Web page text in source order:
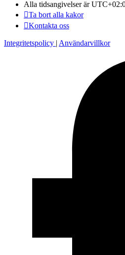
Alla tidsangivelser är
Ta bort alla kakor
Kontakta oss
Integritetspolicy | Användarvillkor